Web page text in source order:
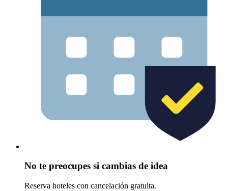
No te preocupes si cambias de idea
Reserva hoteles con cancelación gratuita.